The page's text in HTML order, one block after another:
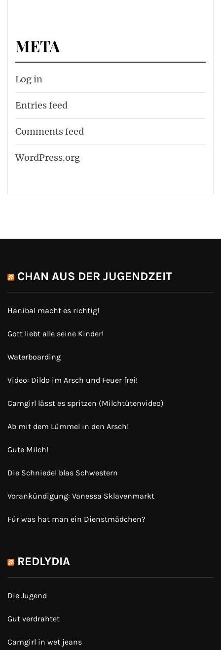
META
Log in
Entries feed
Comments feed
WordPress.org
CHAN AUS DER JUGENDZEIT
Hanibal macht es richtig!
Gott liebt alle seine Kinder!
Waterboarding
Video: Dildo im Arsch und Feuer frei!
Camgirl lässt es spritzen (Milchtütenvideo)
Ab mit dem Lümmel in den Arsch!
Gute Milch!
Die Schniedel blas Schwestern
Vorankündigung: Vanessa Sklavenmarkt
Für was hat man ein Dienstmädchen?
REDLYDIA
Die Jugend
Gut verdrahtet
Camgirl in wet jeans